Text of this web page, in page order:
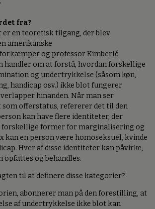
fra?
en teoretisk tilgang, der blev
amerikanske
og professor Kimberlé
handler om at forstå, hvordan forskellige
og undertrykkelse (såsom køn,
handicap osv.) ikke blot fungerer
hinanden. Når man ser
offerstatus, refererer det til den
kan have flere identiteter, der
former for marginalisering og
kan en person være homoseksuel, kvinde
Hver af disse identiteter kan påvirke,
opfattes og behandles.
til at definere disse kategorier?
abonnerer man på den forestilling, at
af undertrykkelse ikke blot kan